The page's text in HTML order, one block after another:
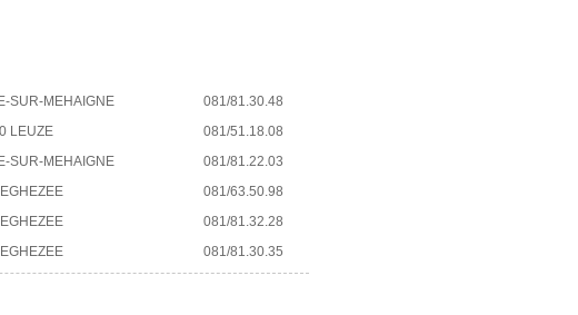
SUR-MEHAIGNE
081/81.30.48
LEUZE
081/51.18.08
SUR-MEHAIGNE
081/81.22.03
081/63.50.98
081/81.32.28
081/81.30.35